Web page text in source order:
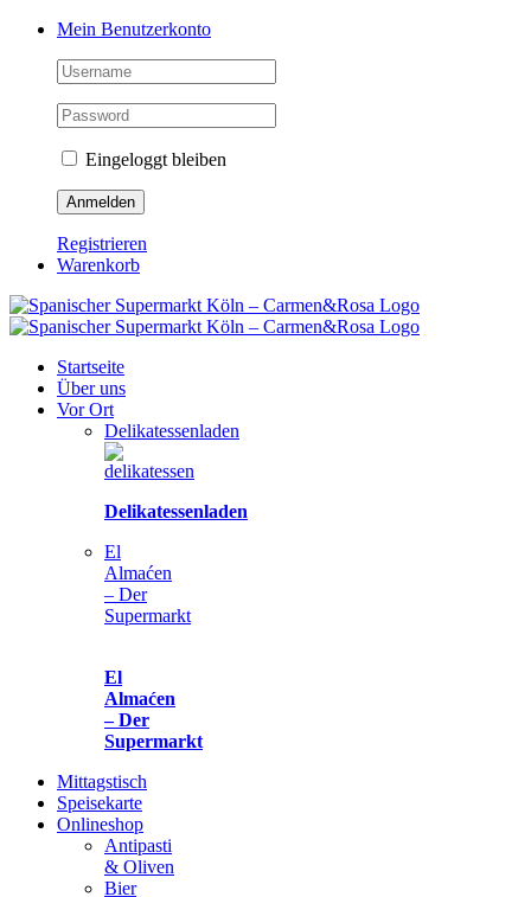
Zum
springen
Facebook
Instagram
Pinterest
Tiktok
YouTubeMein Benutzerkonto
Eingeloggt bleiben
Registrieren
Warenkorb
Startseite
Über uns
Vor Ort
Delikatessenladen
Delikatessenladen
El
Almaćen
– Der
Supermarkt
El
Almaćen
– Der
Supermarkt
Mittagstisch
Speisekarte
Onlineshop
Antipasti
& Oliven
Bier